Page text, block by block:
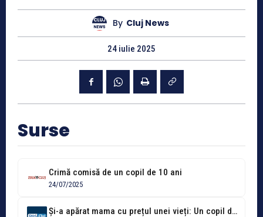
By Cluj News
24 iulie 2025
Surse
Crimă comisă de un copil de 10 ani
24/07/2025
Și-a apărat mama cu prețul unei vieți: Un copil de 10 ani...